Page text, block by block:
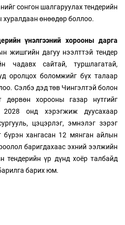
сонгон шалгаруулах тендерийн
өнөөдөр боллоо.
үнэлгээний хорооны дарга
жишгийн дагуу нээлттэй тендер
чадавх сайтай, туршлагатай,
оролцох боломжийг бүх талаар
Сэлбэ дэд төв Чингэлтэй болон
дөрвөн хорооны газар нутгийг
2028 онд хэрэгжиж дуусахаар
цэцэрлэг, эмнэлэг зэрэг
бүрэн хангасан 12 мянган айлын
баригдахаас эхний ээлжийн
тендерийн үр дүнд хоёр талбайд
барих юм.